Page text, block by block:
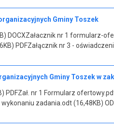
Gminy Toszek
DOCXZałacznik nr 1 formularz-
PDFZałącznik nr 3 -
Gminy Toszek w
nr 1 Formularz
zadania.odt (16,48KB)